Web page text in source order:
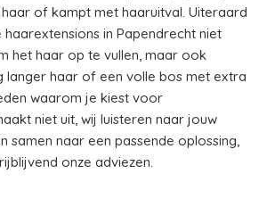
of kampt met haaruitval. Uiteraard
in Papendrecht niet
het haar op te vullen, maar ook
langer haar of een volle bos met extra
waarom je kiest voor
niet uit, wij luisteren naar jouw
samen naar een passende oplossing,
onze adviezen.